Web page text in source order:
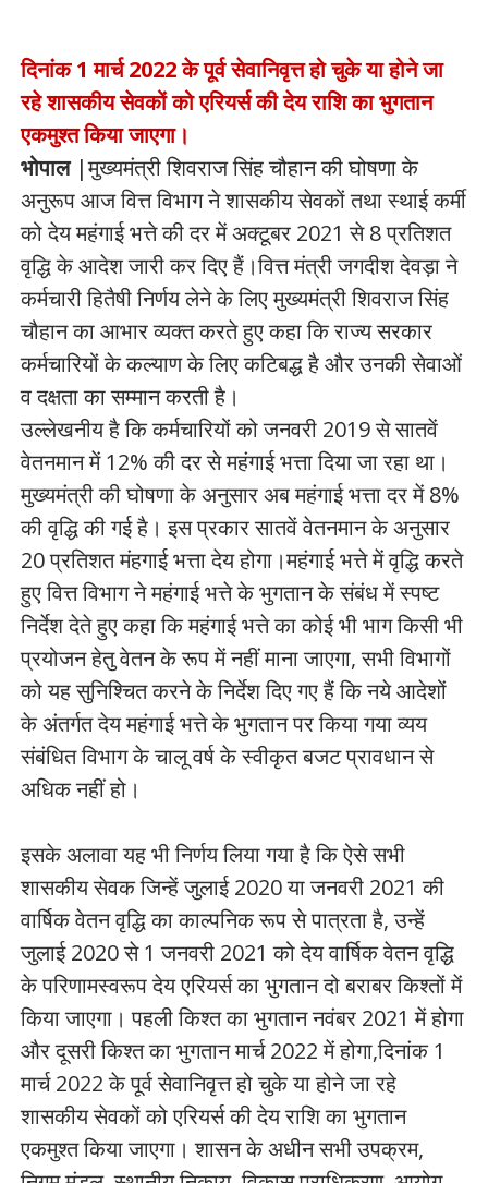
दिनांक 1 मार्च 2022 के पूर्व सेवानिवृत्त हो चुके या होने जा
रहे शासकीय सेवकों को एरियर्स की देय राशि का भुगतान
एकमुश्त किया जाएगा।
भोपाल|मुख्यमंत्री शिवराज सिंह चौहान की घोषणा के
अनुरूप आज वित्त विभाग ने शासकीय सेवकों तथा स्थाई कर्मी
को देय महंगाई भत्ते की दर में अक्टूबर 2021 से 8 प्रतिशत
वृद्धि के आदेश जारी कर दिए हैं।वित्त मंत्री जगदीश देवड़ा ने
कर्मचारी हितैषी निर्णय लेने के लिए मुख्यमंत्री शिवराज सिंह
चौहान का आभार व्यक्त करते हुए कहा कि राज्य सरकार
कर्मचारियों के कल्याण के लिए कटिबद्ध है और उनकी सेवाओं
व दक्षता का सम्मान करती है।
उल्लेखनीय है कि कर्मचारियों को जनवरी 2019 से सातवें
वेतनमान में 12% की दर से महंगाई भत्ता दिया जा रहा था।
मुख्यमंत्री की घोषणा के अनुसार अब महंगाई भत्ता दर में 8%
की वृद्धि की गई है। इस प्रकार सातवें वेतनमान के अनुसार
20 प्रतिशत मंहगाई भत्ता देय होगा।महंगाई भत्ते में वृद्धि करते
हुए वित्त विभाग ने महंगाई भत्ते के भुगतान के संबंध में स्पष्ट
निर्देश देते हुए कहा कि महंगाई भत्ते का कोई भी भाग किसी भी
प्रयोजन हेतु वेतन के रूप में नहीं माना जाएगा, सभी विभागों
को यह सुनिश्चित करने के निर्देश दिए गए हैं कि नये आदेशों
के अंतर्गत देय महंगाई भत्ते के भुगतान पर किया गया व्यय
संबंधित विभाग के चालू वर्ष के स्वीकृत बजट प्रावधान से
अधिक नहीं हो।
इसके अलावा यह भी निर्णय लिया गया है कि ऐसे सभी
शासकीय सेवक जिन्हें जुलाई 2020 या जनवरी 2021 की
वार्षिक वेतन वृद्धि का काल्पनिक रूप से पात्रता है, उन्हें
जुलाई 2020 से 1 जनवरी 2021 को देय वार्षिक वेतन वृद्धि
के परिणामस्वरूप देय एरियर्स का भुगतान दो बराबर किश्तों में
किया जाएगा। पहली किश्त का भुगतान नवंबर 2021 में होगा
और दूसरी किश्त का भुगतान मार्च 2022 में होगा,दिनांक 1
मार्च 2022 के पूर्व सेवानिवृत्त हो चुके या होने जा रहे
शासकीय सेवकों को एरियर्स की देय राशि का भुगतान
एकमुश्त किया जाएगा। शासन के अधीन सभी उपक्रम,